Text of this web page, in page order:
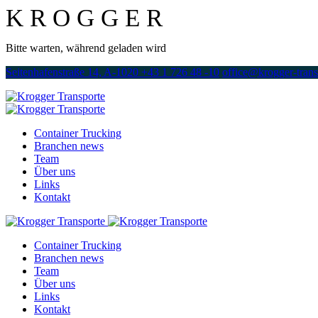
K R O G G E R
Bitte warten, während geladen wird
Seitenhafenstraße 14, A-1020 +43 1 726 48 -10 office@krogger-
Container Trucking
Branchen news
Team
Über uns
Links
Kontakt
Container Trucking
Branchen news
Team
Über uns
Links
Kontakt